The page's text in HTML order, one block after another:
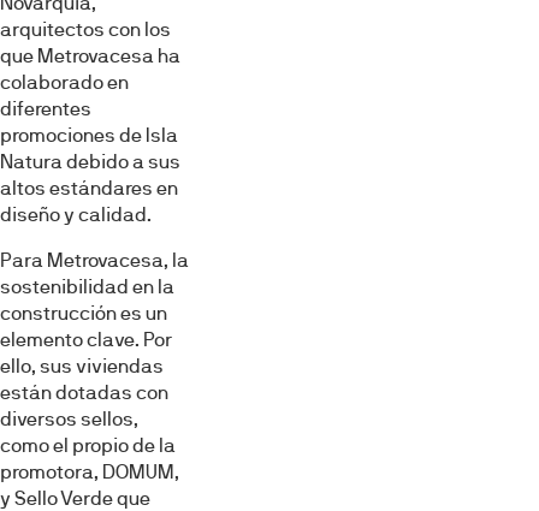
arquitectos con los
que Metrovacesa ha
colaborado en
diferentes
promociones de Isla
Natura debido a sus
altos estándares en
diseño y calidad.
Para Metrovacesa, la
sostenibilidad en la
construcción es un
elemento clave. Por
ello, sus viviendas
están dotadas con
diversos sellos,
como el propio de la
promotora, DOMUM,
y Sello Verde que